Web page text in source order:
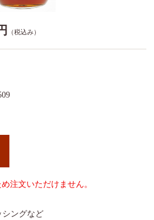
（税込み）
注文いただけません。
シングなど